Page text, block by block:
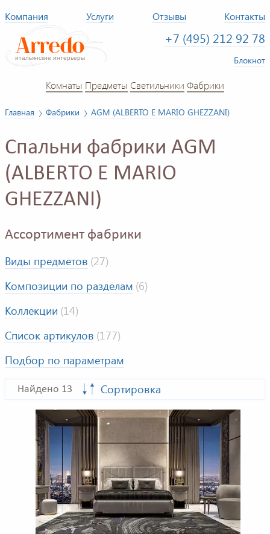
Компания Услуги Отзывы Контакты
+7 (495) 212 92 78
Блокнот
Комнаты Предметы Светильники Фабрики
Главная Фабрики AGM (ALBERTO E MARIO GHEZZANI)
Спальни фабрики AGM
(ALBERTO E MARIO
GHEZZANI)
Ассортимент фабрики
Виды предметов (27)
Композиции по разделам (6)
Коллекции (14)
Список артикулов (177)
Подбор по параметрам
Найдено 13 Сортировка